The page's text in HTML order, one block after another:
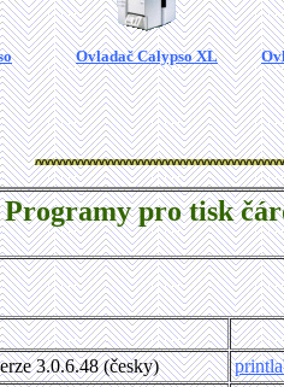
Ovladač Calypso XL
Programy pro tisk
3.0.6.48 (česky)